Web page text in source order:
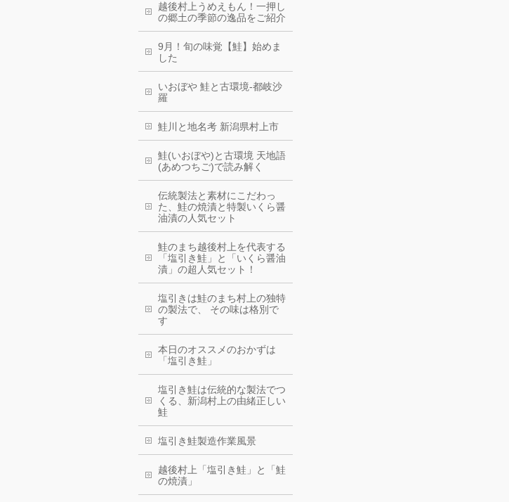
越後村上うめえもん！一押し
の郷土の季節の逸品をご紹介
9月！旬の味覚【鮭】始めま
した
いおぼや 鮭と古環境-都岐沙
羅
鮭川と地名考 新潟県村上市
鮭(いおぼや)と古環境 天地語
(あめつちご)で読み解く
伝統製法と素材にこだわっ
た、鮭の焼漬と特製いくら醤
油漬の人気セット
鮭のまち越後村上を代表する
「塩引き鮭」と「いくら醤油
漬」の超人気セット！
塩引きは鮭のまち村上の独特
の製法で、 その味は格別で
す
本日のオススメのおかずは
「塩引き鮭」
塩引き鮭は伝統的な製法でつ
くる、新潟村上の由緒正しい
鮭
塩引き鮭製造作業風景
越後村上「塩引き鮭」と「鮭
の焼漬」